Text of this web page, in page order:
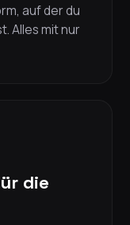
auf der du
Alles mit nur
die